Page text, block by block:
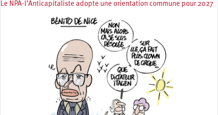
Le NPA-l’Anticapitaliste adopte une orientation commune pour 2027